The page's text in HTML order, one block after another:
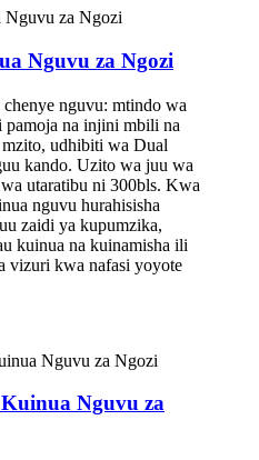
Nguvu za Ngozi
nguvu: mtindo wa
pamoja na injini mbili na
udhibiti wa Dual
kando. Uzito wa juu wa
utaratibu ni 300bls. Kwa
nguvu hurahisisha
zaidi ya kupumzika,
kuinua na kuinamisha ili
vizuri kwa nafasi yoyote
Nguvu za